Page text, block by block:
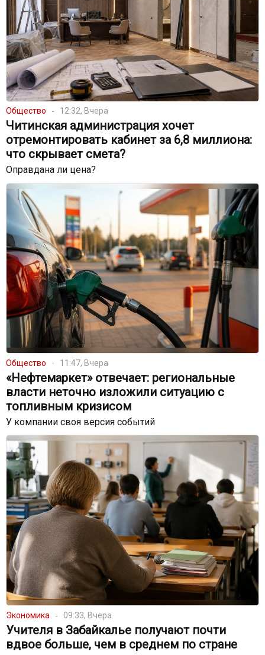
Общество 12:32, Вчера
Читинская администрация хочет
отремонтировать кабинет за 6,8 миллиона:
что скрывает смета?
Оправдана ли цена?
Общество 11:47, Вчера
«Нефтемаркет» отвечает: региональные
власти неточно изложили ситуацию с
топливным кризисом
У компании своя версия событий
Экономика 09:33, Вчера
Учителя в Забайкалье получают почти
вдвое больше, чем в среднем по стране